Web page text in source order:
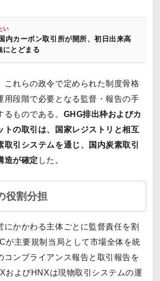
い
内カーボン取引所が開所、初日出来高
にとどまる
これらの政令で定められた制度骨格
用段階で必要となる監督・報告の手
ものである。 GHG排出枠およびカ
トの取引は、国家レジストリと相互
取引システムを通じ、国内炭素取引
造が確定 した。
役割分担
にかかわる主体ごとに監督責任を割
が主要規制当局として市場全体を統
コンプライアンス報告と取引報告を
およびHNXは現物取引システムの運